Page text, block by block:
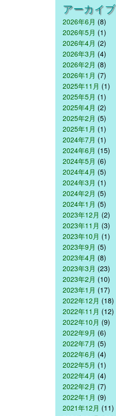
アーカイブ
2026年6月 (8)
2026年5月 (1)
2026年4月 (2)
2026年3月 (4)
2026年2月 (8)
2026年1月 (7)
2025年11月 (1)
2025年5月 (1)
2025年4月 (2)
2025年2月 (5)
2025年1月 (1)
2024年7月 (1)
2024年6月 (15)
2024年5月 (6)
2024年4月 (5)
2024年3月 (1)
2024年2月 (5)
2024年1月 (5)
2023年12月 (2)
2023年11月 (3)
2023年10月 (1)
2023年9月 (5)
2023年4月 (8)
2023年3月 (23)
2023年2月 (10)
2023年1月 (17)
2022年12月 (18)
2022年11月 (12)
2022年10月 (9)
2022年9月 (6)
2022年7月 (5)
2022年6月 (4)
2022年5月 (1)
2022年4月 (4)
2022年2月 (7)
2022年1月 (9)
2021年12月 (11)